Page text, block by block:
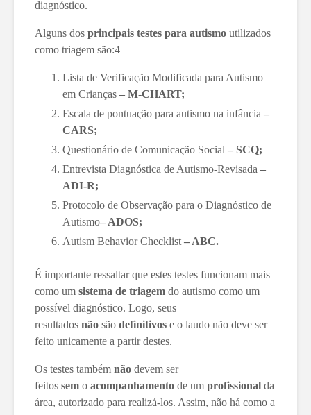
diagnóstico.
Alguns dos principais testes para autismo utilizados
como triagem são:4
Lista de Verificação Modificada para Autismo
em Crianças – M-CHART;
Escala de pontuação para autismo na infância –
CARS;
Questionário de Comunicação Social – SCQ;
Entrevista Diagnóstica de Autismo-Revisada –
ADI-R;
Protocolo de Observação para o Diagnóstico de
Autismo– ADOS;
Autism Behavior Checklist – ABC.
É importante ressaltar que estes testes funcionam mais
como um sistema de triagem do autismo como um
possível diagnóstico. Logo, seus
resultados não são definitivos e o laudo não deve ser
feito unicamente a partir destes.
Os testes também não devem ser
feitos sem o acompanhamento de um profissional da
área, autorizado para realizá-los. Assim, não há como a